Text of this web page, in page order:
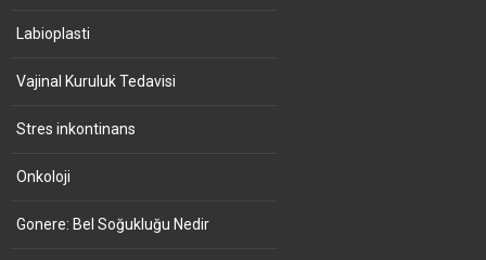
Labioplasti
Vajinal Kuruluk Tedavisi
Stres inkontinans
Onkoloji
Gonere: Bel Soğukluğu Nedir